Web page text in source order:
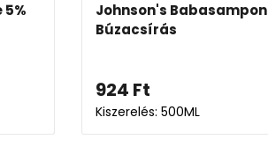
Johnson's Babasampon
Búzacsírás
924 Ft
Kiszerelés: 500ML